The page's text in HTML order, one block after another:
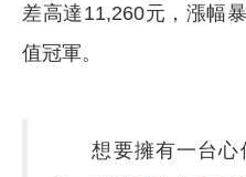
差高達11,260元，漲幅
值冠軍。
想要擁有一台心